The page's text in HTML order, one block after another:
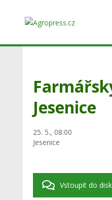
Jesenice
25. 5., 08:00
Jesenice
Vstoupit do